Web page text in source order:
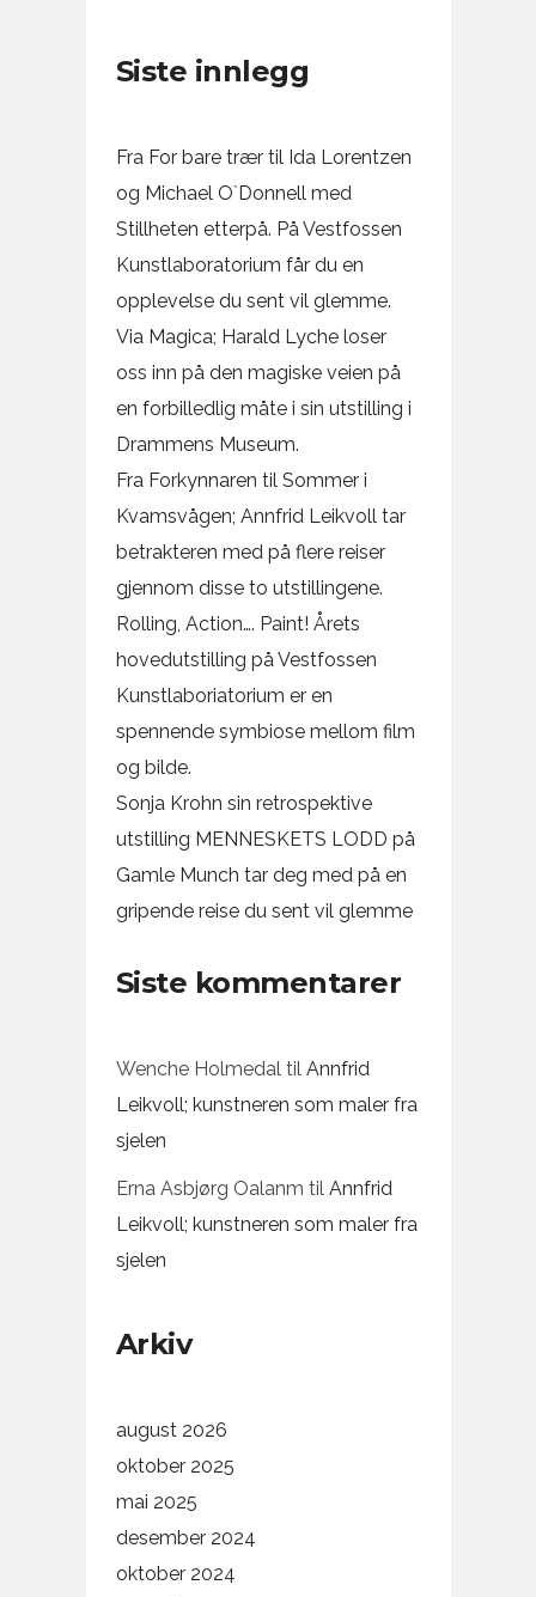
Siste innlegg
Fra For bare trær til Ida Lorentzen
og Michael O`Donnell med
Stillheten etterpå. På Vestfossen
Kunstlaboratorium får du en
opplevelse du sent vil glemme.
Via Magica; Harald Lyche loser
oss inn på den magiske veien på
en forbilledlig måte i sin utstilling i
Drammens Museum.
Fra Forkynnaren til Sommer i
Kvamsvågen; Annfrid Leikvoll tar
betrakteren med på flere reiser
gjennom disse to utstillingene.
Rolling, Action…. Paint! Årets
hovedutstilling på Vestfossen
Kunstlaboriatorium er en
spennende symbiose mellom film
og bilde.
Sonja Krohn sin retrospektive
utstilling MENNESKETS LODD på
Gamle Munch tar deg med på en
gripende reise du sent vil glemme
Siste kommentarer
Wenche Holmedaltil Annfrid
Leikvoll; kunstneren som maler fra
sjelen
Erna Asbjørg Oalanm til Annfrid
Leikvoll; kunstneren som maler fra
sjelen
Arkiv
august 2026
oktober 2025
mai 2025
desember 2024
oktober 2024